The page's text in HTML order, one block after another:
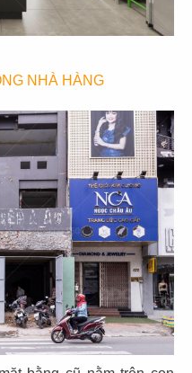
NHÀ HÀNG
76
CN Lý Tự Trọng
78
HẢI SẢN HOÀNG GIA
CN Nguyễn Văn Linh - Q.7